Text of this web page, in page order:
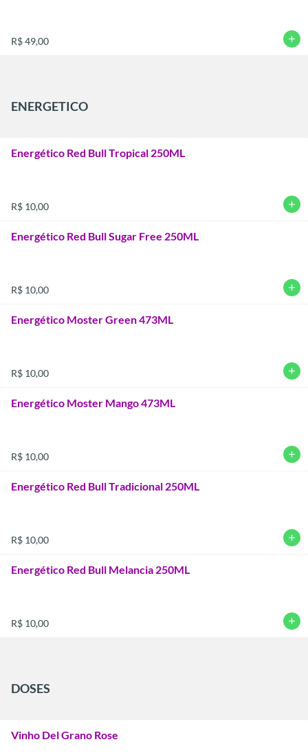
R$ 49,00 add
ENERGETICO
Energético Red Bull Tropical 250ML
R$ 10,00 add
Energético Red Bull Sugar Free 250ML
R$ 10,00 add
Energético Moster Green 473ML
R$ 10,00 add
Energético Moster Mango 473ML
R$ 10,00 add
Energético Red Bull Tradicional 250ML
R$ 10,00 add
Energético Red Bull Melancia 250ML
R$ 10,00 add
DOSES
Vinho Del Grano Rose